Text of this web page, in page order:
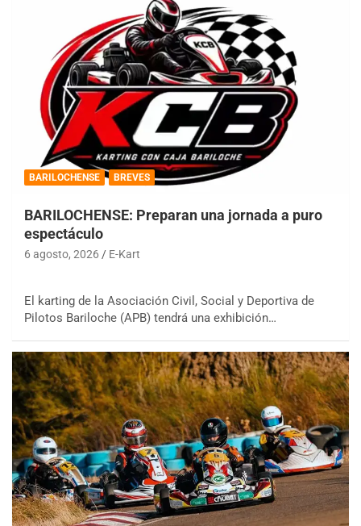
BARILOCHENSE BREVES
BARILOCHENSE: Preparan una jornada a puro
espectáculo
6 agosto, 2026 E-Kart
El karting de la Asociación Civil, Social y Deportiva de
Pilotos Bariloche (APB) tendrá una exhibición…